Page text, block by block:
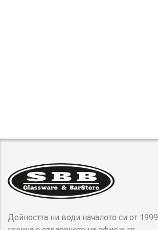
Дейността ни води началото си от 1999